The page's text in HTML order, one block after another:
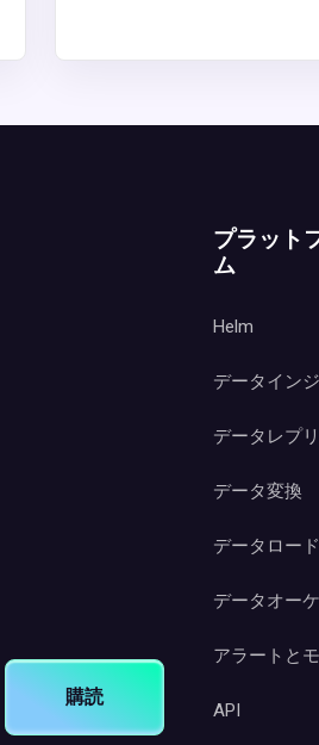
購読
プラット
ム
Helm
データイン
データレプ
データ変換
データロード
データオー
アラートと
API